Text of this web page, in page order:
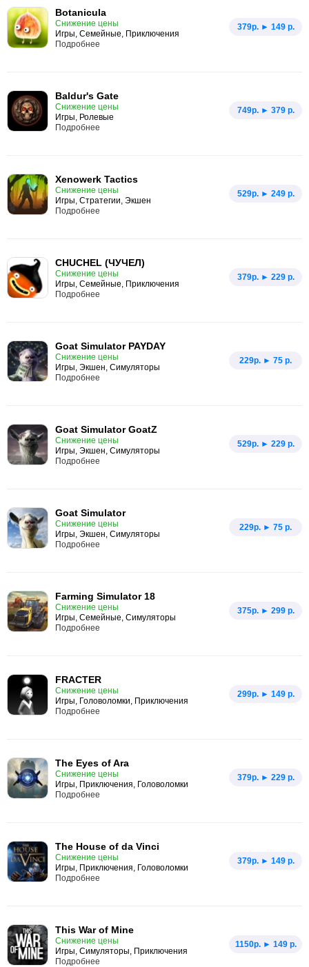
Botanicula
Снижение цены
Игры, Семейные, Приключения
379p. ► 149 р.
Подробнее
Baldur's Gate
Снижение цены
Игры, Ролевые
749p. ► 379 р.
Подробнее
Xenowerk Tactics
Снижение цены
Игры, Стратегии, Экшен
529p. ► 249 р.
Подробнее
CHUCHEL (ЧУЧЕЛ)
Снижение цены
Игры, Семейные, Приключения
379p. ► 229 р.
Подробнее
Goat Simulator PAYDAY
Снижение цены
Игры, Экшен, Симуляторы
229p. ► 75 р.
Подробнее
Goat Simulator GoatZ
Снижение цены
Игры, Экшен, Симуляторы
529p. ► 229 р.
Подробнее
Goat Simulator
Снижение цены
Игры, Экшен, Симуляторы
229p. ► 75 р.
Подробнее
Farming Simulator 18
Снижение цены
Игры, Семейные, Симуляторы
375p. ► 299 р.
Подробнее
FRACTER
Снижение цены
Игры, Головоломки, Приключения
299p. ► 149 р.
Подробнее
The Eyes of Ara
Снижение цены
Игры, Приключения, Головоломки
379p. ► 229 р.
Подробнее
The House of da Vinci
Снижение цены
Игры, Приключения, Головоломки
379p. ► 149 р.
Подробнее
This War of Mine
Снижение цены
Игры, Симуляторы, Приключения
1150p. ► 149 р.
Подробнее